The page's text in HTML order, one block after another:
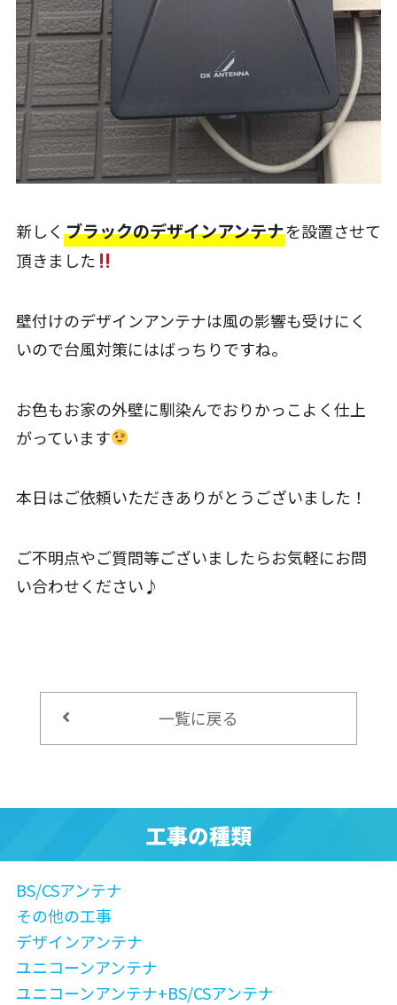
新しく ブラックのデザインアンテナを設置させて
頂きました
壁付けのデザインアンテナは風の影響も受けにく
いので台風対策にはばっちりですね。
お色もお家の外壁に馴染んでおりかっこよく仕上
がっています
本日はご依頼いただきありがとうございました！
ご不明点やご質問等ございましたらお気軽にお問
い合わせください♪
一覧に戻る
工事の種類
BS/CSアンテナ
その他の工事
デザインアンテナ
ユニコーンアンテナ
ユニコーンアンテナ+BS/CSアンテナ